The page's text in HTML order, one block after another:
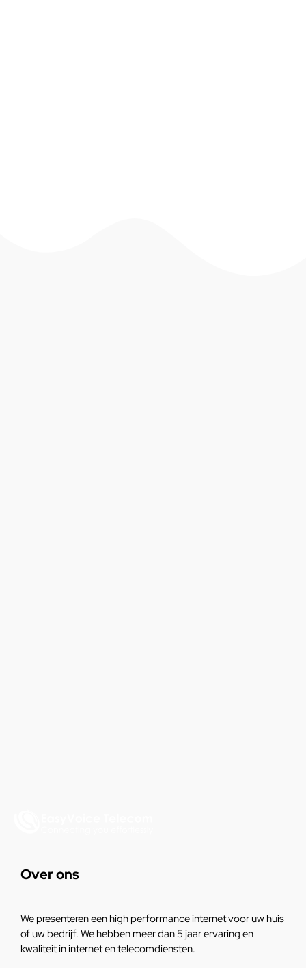
Over ons
We presenteren een high performance internet voor uw huis
of uw bedrijf. We hebben meer dan 5 jaar ervaring en
kwaliteit in internet en telecomdiensten.